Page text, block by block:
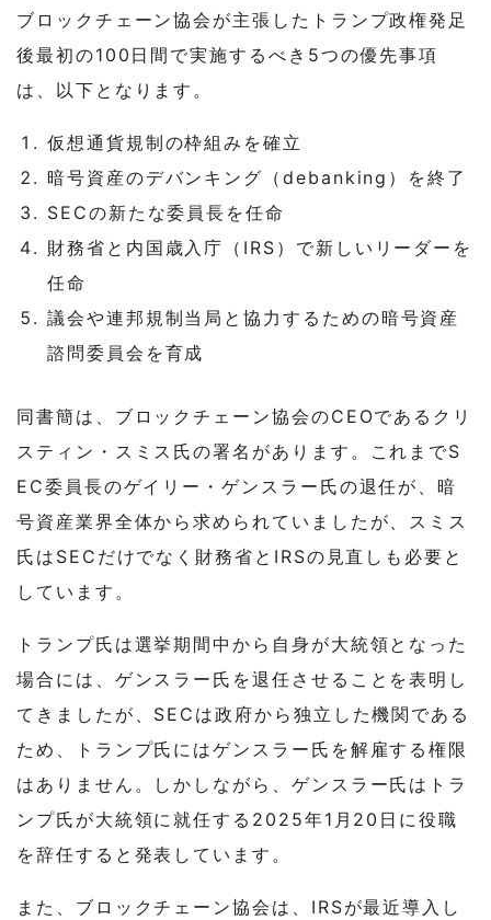
ブロックチェーン協会が主張したトランプ政権発足
後最初の100日間で実施するべき5つの優先事項
は、以下となります。
仮想通貨規制の枠組みを確立
暗号資産のデバンキング（debanking）を終了
SECの新たな委員長を任命
財務省と内国歳入庁（IRS）で新しいリーダーを
任命
議会や連邦規制当局と協力するための暗号資産
諮問委員会を育成
同書簡は、ブロックチェーン協会のCEOであるクリ
スティン・スミス氏の署名があります。これまでS
EC委員長のゲイリー・ゲンスラー氏の退任が、暗
号資産業界全体から求められていましたが、スミス
氏はSECだけでなく財務省とIRSの見直しも必要と
しています。
トランプ氏は選挙期間中から自身が大統領となった
場合には、ゲンスラー氏を退任させることを表明し
てきましたが、SECは政府から独立した機関である
ため、トランプ氏にはゲンスラー氏を解雇する権限
はありません。しかしながら、ゲンスラー氏はトラ
ンプ氏が大統領に就任する2025年1月20日に役職
を辞任すると発表しています。
また、ブロックチェーン協会は、IRSが最近導入し